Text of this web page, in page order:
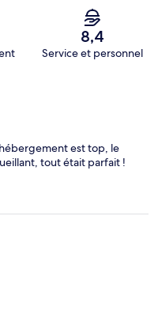
8,4
Service et personnel
est top, le
tout était parfait !